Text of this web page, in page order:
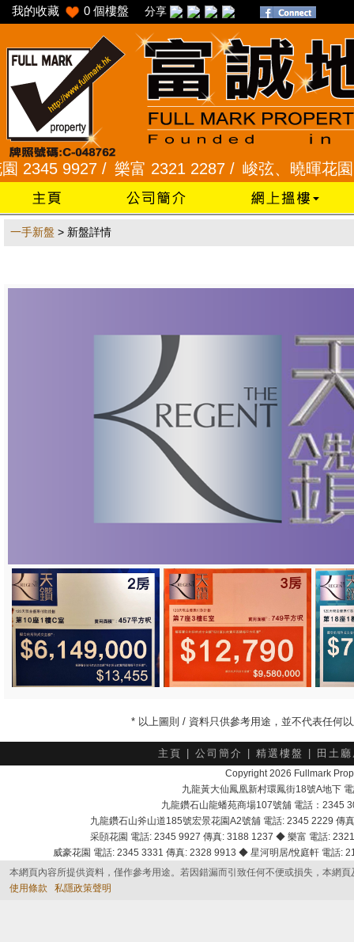
我的收藏 0 個樓盤 分享
9927 / 樂富 2321 2287 / 峻弦、曉暉花園
一手新盤 > 新盤詳情
* 以上圖則 / 資料只供參考用途，並不代表任何
主頁 公司簡介 精選樓盤 田土
Copyright 2026 Fullmark
九龍黃大仙鳳凰新村環鳳街18號A地下
九龍鑽石山龍蟠苑商場107號舖 電話：2345
九龍鑽石山斧山道185號宏景花園A2號舖 電話: 2345 2229
采頣花園 電話: 2345 9927 傳真: 3188 1237 ◆ 樂富 電話:
威豪花園 電話: 2345 3331 傳真: 2328 9913 ◆ 星河明居/悅庭軒 電話
本網頁內容所提供資料，僅作參考用途。若因錯漏而引致任何不便或損失，本網
使用條款
私隱政策聲明